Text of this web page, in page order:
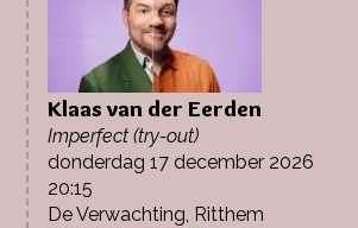
Klaas van der Eerden
Imperfect (try-out)
donderdag 17 december 2026
20:15
De Verwachting, Ritthem